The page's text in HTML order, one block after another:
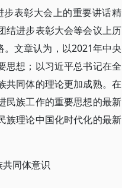
表彰大会上的重要讲话精
结进步表彰大会等会议上历
文章认为，以2021年中央
思想；以习近平总书记在全
共同体的理论更加成熟。在
民族工作的重要思想的最新
族理论中国化时代化的最新
同体意识